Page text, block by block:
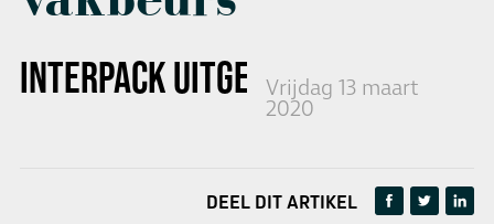
INTERPACK UITGESTELD TOT 2021
Vrijdag 13 maart
2020
DEEL DIT ARTIKEL